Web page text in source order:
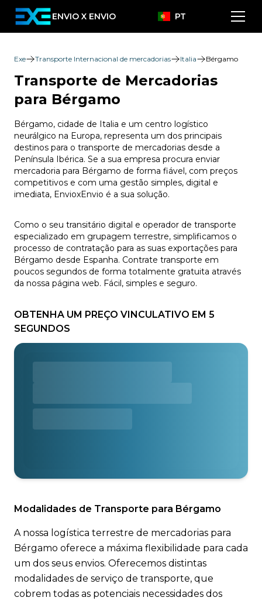
ENVIO X ENVIO PT
Exe Transporte Internacional de mercadorias Italia Bérgamo
Transporte de Mercadorias
para Bérgamo
Bérgamo, cidade de Italia e um centro logístico
neurálgico na Europa, representa um dos principais
destinos para o transporte de mercadorias desde a
Península Ibérica. Se a sua empresa procura enviar
mercadoria para Bérgamo de forma fiável, com preços
competitivos e com uma gestão simples, digital e
imediata, EnvioxEnvio é a sua solução.
Como o seu transitário digital e operador de transporte
especializado em grupagem terrestre, simplificamos o
processo de contratação para as suas exportações para
Bérgamo desde Espanha. Contrate transporte em
poucos segundos de forma totalmente gratuita através
da nossa página web. Fácil, simples e seguro.
OBTENHA UM PREÇO VINCULATIVO EM 5
SEGUNDOS
Modalidades de Transporte para Bérgamo
A nossa logística terrestre de mercadorias para
Bérgamo oferece a máxima flexibilidade para cada
um dos seus envios. Oferecemos distintas
modalidades de serviço de transporte, que
cobrem todas as potenciais necessidades dos